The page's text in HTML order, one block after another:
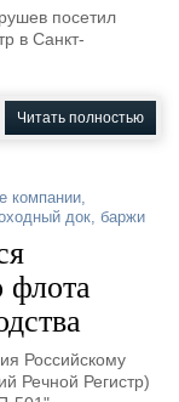
посетил
в Санкт-
Читать полностью
компании,
док, баржи
флота
Российскому
Речной Регистр)